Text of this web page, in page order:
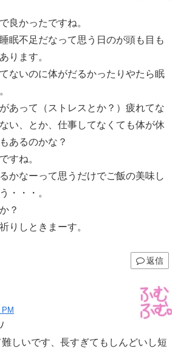
良かったですね。
眠不足だなって思う日のが頭も目も
ります。
ないのに体がだるかったりやたら眠
あって（ストレスとか？）疲れてな
い、とか、仕事してなくても体が休
あるのかな？
すね。
かなーって思うだけでご飯の美味し
・・・。
？
りしときまーす。
返信
しいです、長すぎてもしんどいし短